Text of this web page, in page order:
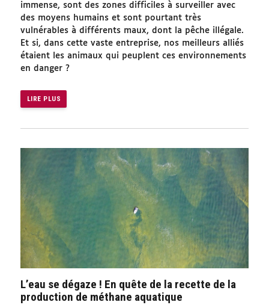
immense, sont des zones difficiles à surveiller avec
des moyens humains et sont pourtant très
vulnérables à différents maux, dont la pêche illégale.
Et si, dans cette vaste entreprise, nos meilleurs alliés
étaient les animaux qui peuplent ces environnements
en danger ?
LIRE PLUS
L’eau se dégaze ! En quête de la recette de la
production de méthane aquatique